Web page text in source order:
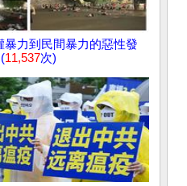
暴力到民間暴力的惡性發
(11,537次)